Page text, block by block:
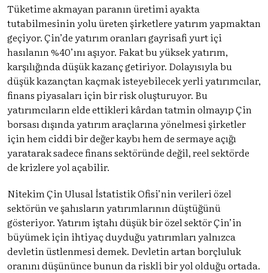
Tüketime akmayan paranın üretimi ayakta
tutabilmesinin yolu üreten şirketlere yatırım yapmaktan
geçiyor. Çin’de yatırım oranları gayrisafi yurt içi
hasılanın %40’ını aşıyor. Fakat bu yüksek yatırım,
karşılığında düşük kazanç getiriyor. Dolayısıyla bu
düşük kazançtan kaçmak isteyebilecek yerli yatırımcılar,
finans piyasaları için bir risk oluşturuyor. Bu
yatırımcıların elde ettikleri kârdan tatmin olmayıp Çin
borsası dışında yatırım araçlarına yönelmesi şirketler
için hem ciddi bir değer kaybı hem de sermaye açığı
yaratarak sadece finans sektöründe değil, reel sektörde
de krizlere yol açabilir.
Nitekim Çin Ulusal İstatistik Ofisi’nin verileri özel
sektörün ve şahısların yatırımlarının düştüğünü
gösteriyor. Yatırım iştahı düşük bir özel sektör Çin’in
büyümek için ihtiyaç duyduğu yatırımları yalnızca
devletin üstlenmesi demek. Devletin artan borçluluk
oranını düşününce bunun da riskli bir yol olduğu ortada.